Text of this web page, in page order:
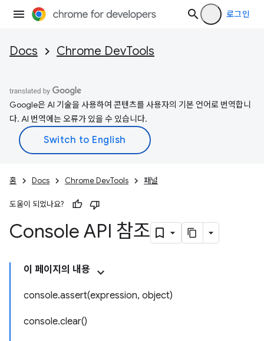
로그인
Docs Chrome DevTools
Google은 AI 기술을 사용하여 콘텐츠를 사용자의 기본 언어로 번역합니
다. AI 번역에는 오류가 있을 수 있습니다.
홈 Docs Chrome DevTools 패널
도움이 되었나요?
Console API 참조
이 페이지의 내용
console.assert(expression, object)
console.clear()